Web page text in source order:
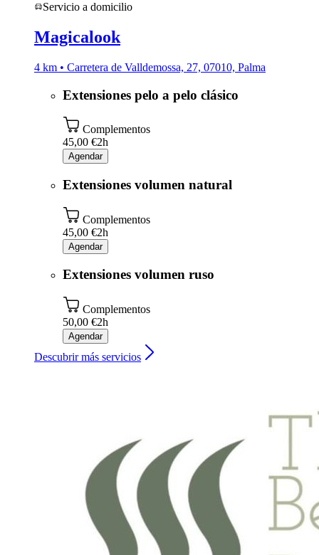
Servicio a domicilio
Magicalook
4 km • Carretera de Valldemossa, 27, 07010, Palma
Extensiones pelo a pelo clásico
Complementos
45,00 €2h
Agendar
Extensiones volumen natural
Complementos
45,00 €2h
Agendar
Extensiones volumen ruso
Complementos
50,00 €2h
Agendar
Descubrir más servicios